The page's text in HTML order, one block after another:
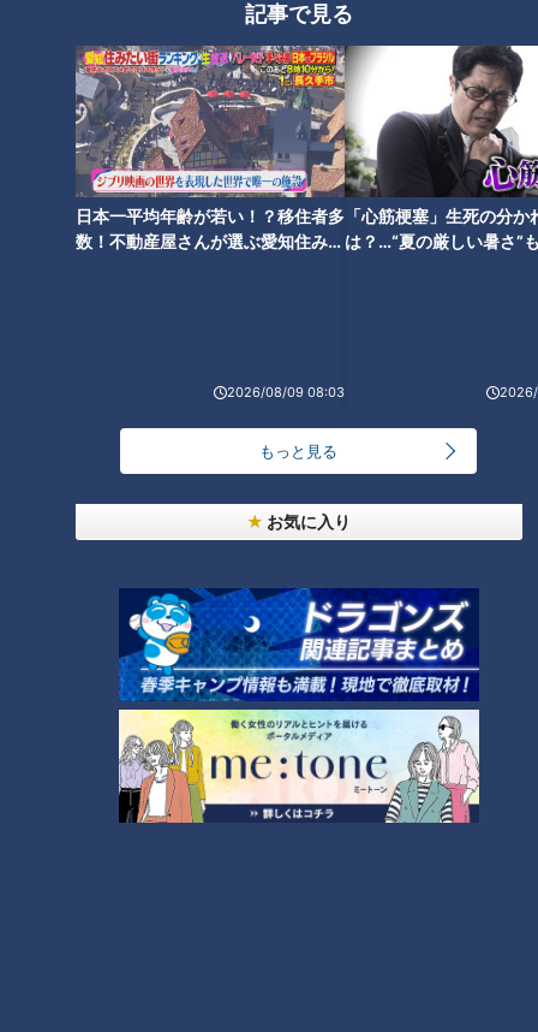
記事で見る
日本一平均年齢が若い！？移住者多
数！不動産屋さんが選ぶ愛知住みた
2026/08/09 08:03
「心筋梗塞」生死の分か
は？…“夏の厳しい暑さ”
もっと見る
お気に入り
「厚揚げの肉巻き角煮」の作り
方【キユーピー３分クッキン
「厚揚げの高速煮込み」の作り
方【キユーピー３分クッキン
グ】
【キユーピー３分クッキング】
「鶏(けい)ちゃん焼き」の作り
方【キユーピー３分クッキン
タグ
番組紹介
キユーピー３分クッキング
レシピ紹介
CBCテレビ制作「キユーピー３分クッキング」の公式サイト。番組